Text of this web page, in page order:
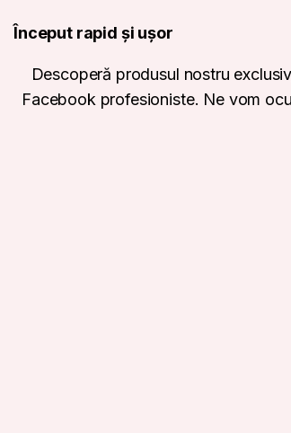
Început rapid și ușor
Descoperă produsul nostru
Facebook profesioniste. Ne vom